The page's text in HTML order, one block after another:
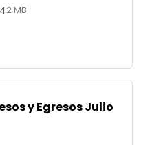
2 MB
y Egresos Julio